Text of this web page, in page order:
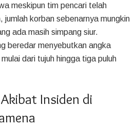
meskipun tim pencari telah
jumlah korban sebenarnya mungkin
ada masih simpang siur.
beredar menyebutkan angka
dari tujuh hingga tiga puluh
Insiden di